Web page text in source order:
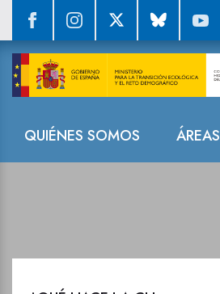
QUIÉNES SOMOS